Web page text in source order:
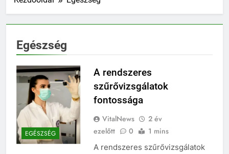
Egészség
EGÉSZSÉG
A rendszeres
szűrővizsgálatok
fontossága
VitalNews
2 év
ezelőtt
0 1 mins
A rendszeres szűrővizsgálatok